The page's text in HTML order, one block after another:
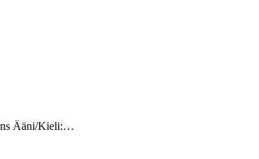
Ääni/Kieli:…